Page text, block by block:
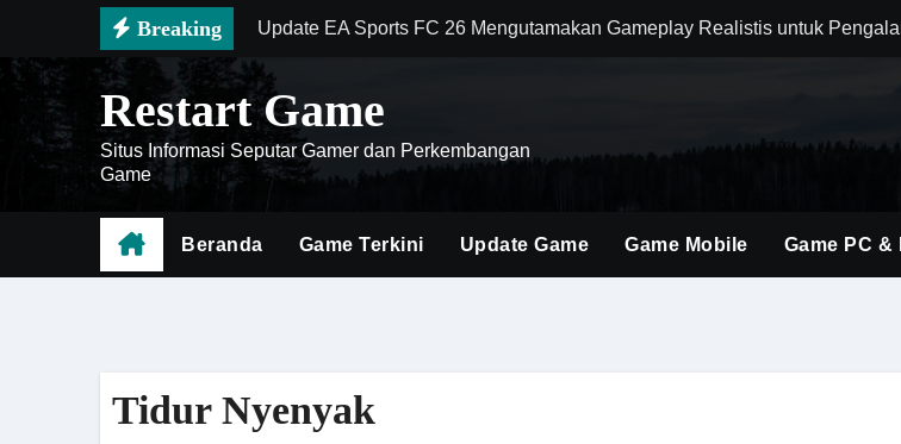
content
Breaking Update EA Sports FC 26 Mengutamakan Gameplay Realistis untuk
Wuthering Waves Perbarui Sistem Combat agar Setiap Pertarungan Terasa
Doom The Dark Ages Siap Memanjakan Penggemar FPS dengan Dunia
Rekomendasi Build Black Myth Wukong yang Seimbang untuk Bertahan
Cara Menghemat Waktu Saat Farming Material Monster Hunter Wilds
Restart Game
Situs Informasi Seputar Gamer dan Perkembangan
Game
Beranda Game Terkini Update Game Game Mobile Game PC &
Tidur Nyenyak